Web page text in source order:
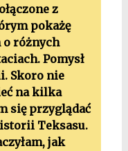
z
pokażę
różnych
Pomysł
Skoro nie
na kilka
się przyglądać
Teksasu.
jak